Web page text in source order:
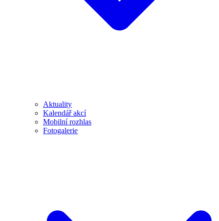
Aktuality
Kalendář akcí
Mobilní rozhlas
Fotogalerie